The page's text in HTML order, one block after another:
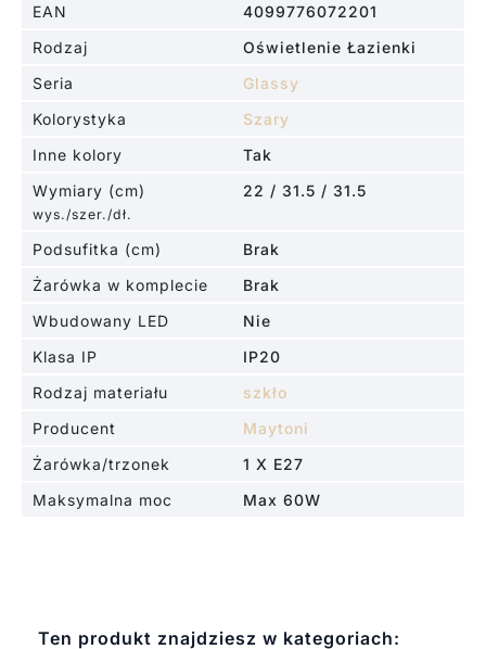
EAN
4099776072201
Rodzaj
Oświetlenie Łazienki
Seria
Glassy
Kolorystyka
Szary
Inne kolory
Tak
Wymiary (cm)
wys./szer./dł.
22 / 31.5 / 31.5
Podsufitka (cm)
Brak
Żarówka w komplecie
Brak
Wbudowany LED
Nie
Klasa IP
IP20
Rodzaj materiału
szkło
Producent
Maytoni
Żarówka/trzonek
1 X E27
Maksymalna moc
Max 60W
Ten produkt znajdziesz w kategoriach: